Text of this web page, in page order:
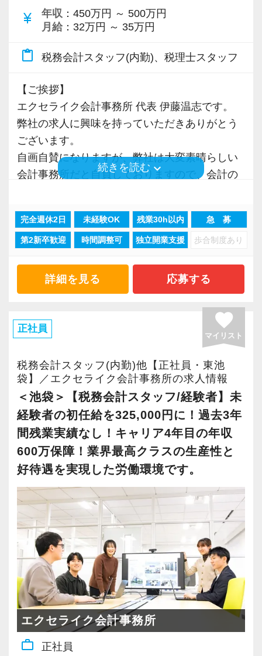
人員が増えるにつれて支店は増えていくと思い
ますが、この考え方は今後も変わりません。
【人柄重視！お客様と楽しく安心できる関係を
今回の募集背景としては、当法人のこだわりが
関係しています。
池袋事務所では代表が必ず月1回顧問先を訪問し
ているのですが、業務量＆顧問先の増加に伴
い、すべてのお客様との信頼関係を大切にして
れる仲間が必要なのです。
より近い距離でお客様の心に入り込み、本当の
頼れるパートナーとして寄り添っていきたい。
笑顔にしたい。
者を求めています。
に挑戦できる環境！≫
池袋事務所は現在、気さくで話し好きな代表が
運営しています。
何よりコミュニケーションを大切にしている事
務所なので、全体の雰囲気も和気あいあいと穏
やかな雰囲気で包まれています♪
少数＆一貫体制なので「やりたい！」と思った
ことにはどんどんチャレンジできる環境です。
残業は一切なく、プライベートの時間もしっか
り確保できます。
資格試験の勉強や趣味でリフレッシュなど、退
社後の時間を上手く使ってワークライフバラン
スを整えることができるでしょう。
「もっと色々なことにチャレンジしてみた
い！」
currency_yen 年収 ：450万円 ～ 500万円
月給 ：32万円 ～ 35万円
content_paste 税務会計スタッフ(内勤)、税理士スタッフ
【ご挨拶】
エクセライク会計事務所 代表 伊藤温志です。
弊社の求人に興味を持っていただきありがとう
ございます。
自画自賛になりますが、弊社は大変素晴らしい
会計事務所だと自負しておりますので、会計の
「税理士事務所の働き方を大きく前進」させ
このことを目標に、弊社は理想の職場を作り上
げるために、毎年血の滲むような努力と改善行
その結果、繁忙期においても「ノー残業」、
「カレンダー通りの休暇」という他の会計事務
所では絶対に実現し得ないような生産性を達成
する事が出来ました。
さらに生産性の向上は高収益体質に結びつき、
所属するスタッフはとても優れた報酬体系で働
く事が可能になりました。
ここまでの道のりは決して平たんなものではあ
りませんでしたが、現在は全てのスタッフがス
トレスを抱えることなく、更には十分な報酬を
得ながら税理士試験にも精力的に取り組む事が
出来るようになりました。
弊社の売上高経常利益率は30％に達しており、
現在は悠然と事業を遂行できる体制が整ってい
ます。
その結果を受け2年連続でベースアップを行い、
全スタッフの報酬を2年間で160万円以上昇給し
ました。
弊社の業態ではクライアントが増えた際の利益
へのインパクトが大きいため今後も更なるベー
続きを読む keyboard_arrow_down
完全週休2日 未経験OK 残業30h以内 急 募
第2新卒歓迎 時間調整可 独立開業支援 歩合制度あり
詳細を見る 応募する
正社員 favorite
マイリスト
税務会計スタッフ(内勤)他【正社員・東池
袋】／エクセライク会計事務所の求人情報
＜池袋＞【税務会計スタッフ/経験者】未
経験者の初任給を325,000円に！過去3年
間残業実績なし！キャリア4年目の年収
600万保障！業界最高クラスの生産性と
好待遇を実現した労働環境です。
エクセライク会計事務所
work_outline 正社員